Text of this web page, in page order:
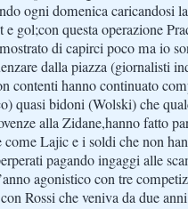
ogni domenica caricandosi
e gol;con questa operazione
di capirci poco ma io
dalla piazza (giornalisti
contenti hanno continuato
quasi bidoni (Wolski) che
alla Zidane,hanno fatto
come Lajic e i soldi che non
pagando ingaggi alle
agonistico con tre
Rossi che veniva da due